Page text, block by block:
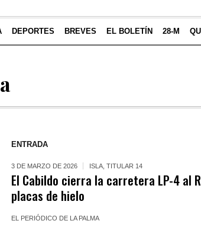
DEPORTES BREVES EL BOLETÍN 28-M
ENTRADA
3 DE MARZO DE 2026 ISLA ,TITULAR 14
El Cabildo cierra la carretera LP-4 al
placas de hielo
EL PERIÓDICO DE LA PALMA